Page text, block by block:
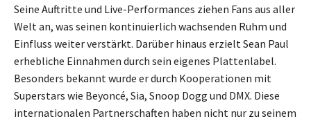
Seine Auftritte und Live-Performances ziehen Fans aus aller
Welt an, was seinen kontinuierlich wachsenden Ruhm und
Einfluss weiter verstärkt. Darüber hinaus erzielt Sean Paul
erhebliche Einnahmen durch sein eigenes Plattenlabel.
Besonders bekannt wurde er durch Kooperationen mit
Superstars wie Beyoncé, Sia, Snoop Dogg und DMX. Diese
internationalen Partnerschaften haben nicht nur zu seinem